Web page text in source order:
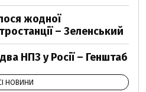
жодної
– Зеленський
НПЗ у Росії – Генштаб
НОВИНИ